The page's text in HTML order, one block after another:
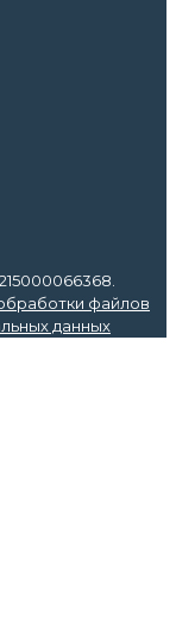
файлов
данных